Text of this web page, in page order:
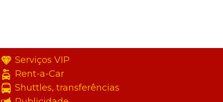
Serviços VIP
Rent-a-Car
Shuttles, transferências